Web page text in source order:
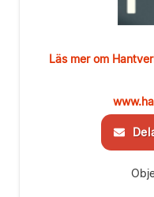
Läs mer om